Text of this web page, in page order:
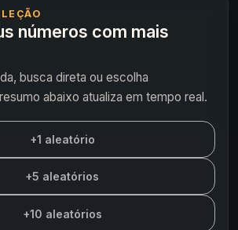
números com mais
busca direta ou escolha
abaixo atualiza em tempo real.
+1 aleatório
+5 aleatórios
+10 aleatórios